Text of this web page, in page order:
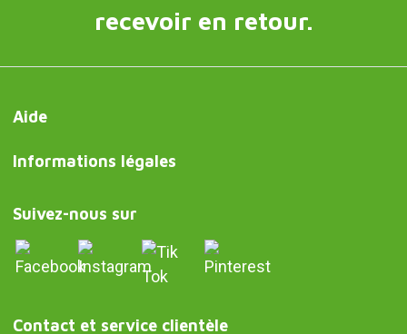
recevoir en retour.
Aide
Informations légales
Suivez-nous sur
Contact et service clientèle